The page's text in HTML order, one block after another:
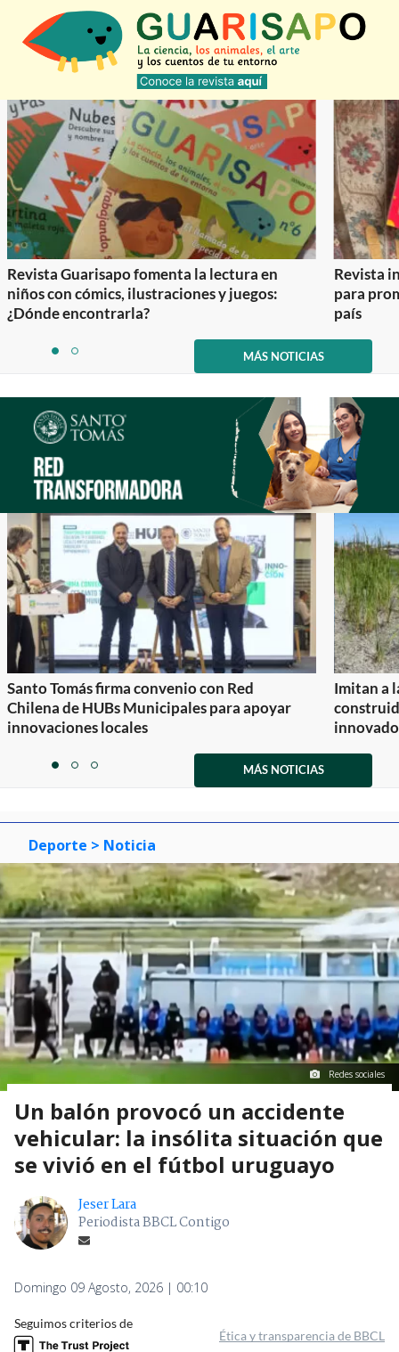
Revista Guarisapo fomenta la lectura en
niños con cómics, ilustraciones y juegos:
¿Dónde encontrarla?
Revista
para
país
itemitem
2
MÁS NOTICIAS
Santo Tomás firma convenio con Red
Chilena de HUBs Municipales para apoyar
innovaciones locales
Imitan a
itemitemitem
MÁS NOTICIAS
Deporte > Noticia
Redes sociales
Un balón provocó un accidente
vehicular: la insólita situación que
se vivió en el fútbol uruguayo
Jeser Lara
Periodista BBCL Contigo
Domingo 09 Agosto, 2026 | 00:10
Seguimos criterios de
Ética y transparencia de BBCL